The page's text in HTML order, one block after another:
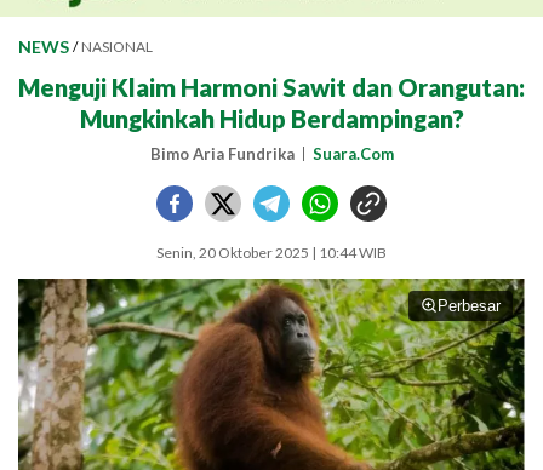
NEWS / NASIONAL
Menguji Klaim Harmoni Sawit dan Orangutan:
Mungkinkah Hidup Berdampingan?
Bimo Aria Fundrika Suara.Com
Senin, 20 Oktober 2025 | 10:44 WIB
Perbesar